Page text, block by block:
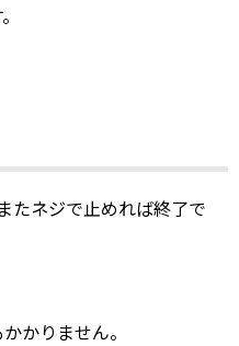
たネジで止めれば終了で
かりません。